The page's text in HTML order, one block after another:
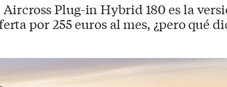
Plug-in Hybrid 180 es la
por 255 euros al mes, ¿pero qué